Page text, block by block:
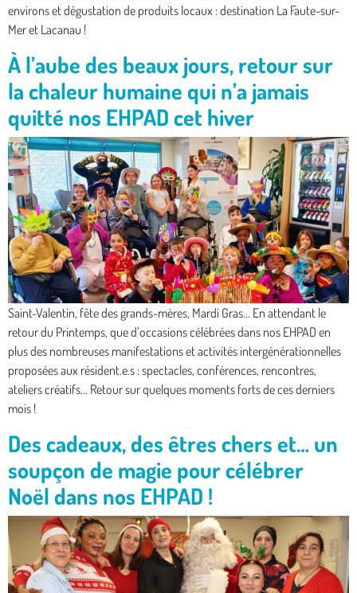
environs et dégustation de produits locaux : destination La Faute-sur-
Mer et Lacanau !
À l’aube des beaux jours, retour sur
la chaleur humaine qui n’a jamais
quitté nos EHPAD cet hiver
Saint-Valentin, fête des grands-mères, Mardi Gras… En attendant le
retour du Printemps, que d’occasions célébrées dans nos EHPAD en
plus des nombreuses manifestations et activités intergénérationnelles
proposées aux résident.e.s : spectacles, conférences, rencontres,
ateliers créatifs… Retour sur quelques moments forts de ces derniers
mois !
Des cadeaux, des êtres chers et… un
soupçon de magie pour célébrer
Noël dans nos EHPAD !